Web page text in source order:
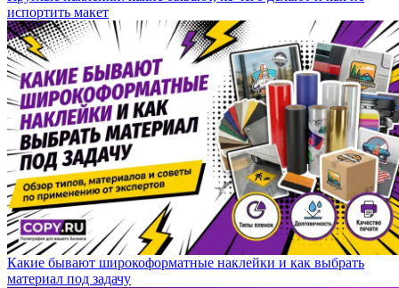
испортить макет
Какие бывают широкоформатные наклейки и как выбрать
материал под задачу